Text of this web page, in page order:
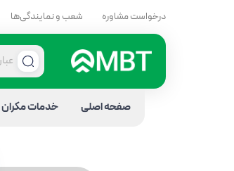
درخواست مشاوره شعب و نمایندگی‌ها
صفحه اصلی خدمات مکران